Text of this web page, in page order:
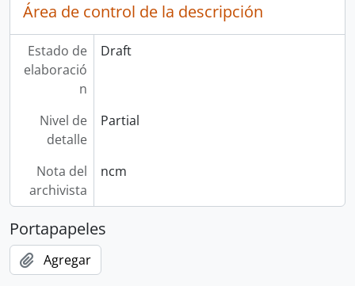
Área de control de la descripción
Estado de
elaboració
n
Draft
Nivel de
detalle
Partial
Nota del
archivista
ncm
Portapapeles
Agregar